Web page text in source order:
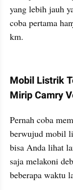
yang lebih jauh
coba pertama
km.
Mobil Listrik
Mirip Camry
Pernah coba
berwujud mobil
bisa Anda lihat
saja melakoni
beberapa waktu